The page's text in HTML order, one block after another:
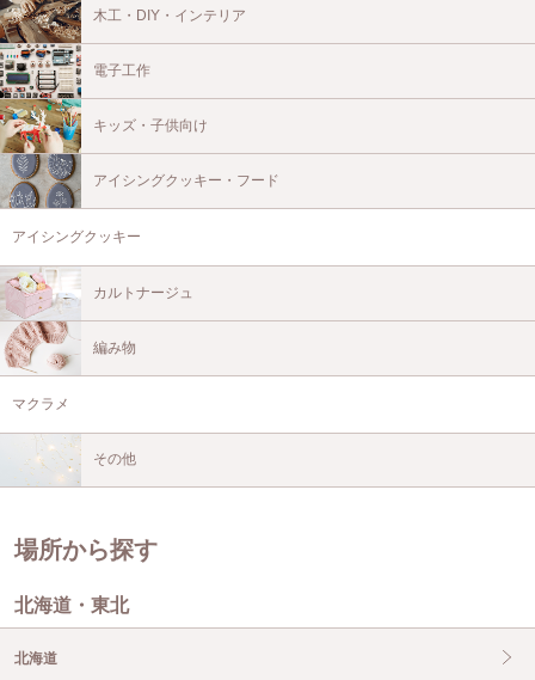
木工・DIY・インテリア
電子工作
キッズ・子供向け
アイシングクッキー・フード
アイシングクッキー
カルトナージュ
編み物
マクラメ
その他
場所から探す
北海道・東北
北海道